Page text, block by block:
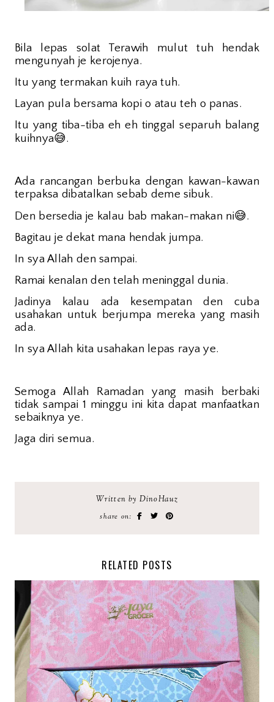
Bila lepas solat Terawih mulut tuh hendak
mengunyah je kerojenya.
Itu yang termakan kuih raya tuh.
Layan pula bersama kopi o atau teh o panas.
Itu yang tiba-tiba eh eh tinggal separuh balang
kuihnya😅.
Ada rancangan berbuka dengan kawan-kawan
terpaksa dibatalkan sebab deme sibuk.
Den bersedia je kalau bab makan-makan ni😅.
Bagitau je dekat mana hendak jumpa.
In sya Allah den sampai.
Ramai kenalan den telah meninggal dunia.
Jadinya kalau ada kesempatan den cuba
usahakan untuk berjumpa mereka yang masih
ada.
In sya Allah kita usahakan lepas raya ye.
Semoga Allah Ramadan yang masih berbaki
tidak sampai 1 minggu ini kita dapat manfaatkan
sebaiknya ye.
Jaga diri semua.
Written by DinoHauz
share on:
RELATED POSTS